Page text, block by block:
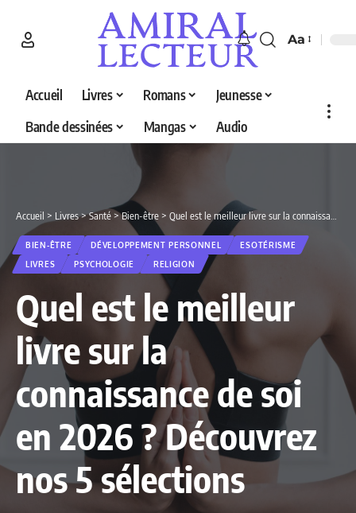
Aa
Accueil Livres Romans
Jeunesse
Bande dessinées
Mangas Audio
Accueil > Livres>Santé>Bien-être > Quel est le meilleur livre sur la connaissance de soi en 2026 ? Découvrez nos 5 sélections
BIEN-ÊTRE DÉVELOPPEMENT PERSONNEL
ESOTÉRISME
LIVRES
PSYCHOLOGIE RELIGION
Quel est le meilleur
livre sur la
connaissance de soi
en 2026 ? Découvrez
nos 5 sélections